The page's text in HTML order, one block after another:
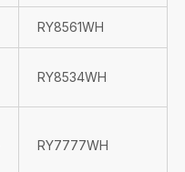
RY8561WH
RY8534WH
RY7777WH